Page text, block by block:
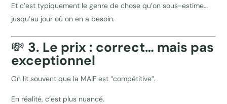
Et c’est typiquement le genre de chose qu’on sous-estime…
jusqu’au jour où on en a besoin.
💸 3. Le prix : correct… mais pas
exceptionnel
On lit souvent que la MAIF est “compétitive”.
En réalité, c’est plus nuancé.